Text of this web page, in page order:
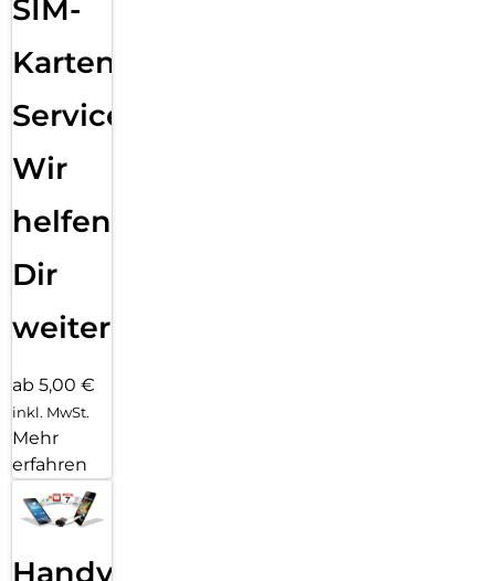
SIM-
Karten
Service:
Wir
helfen
Dir
weiter
ab 5,00 €
inkl. MwSt.
Mehr
erfahren
Handy